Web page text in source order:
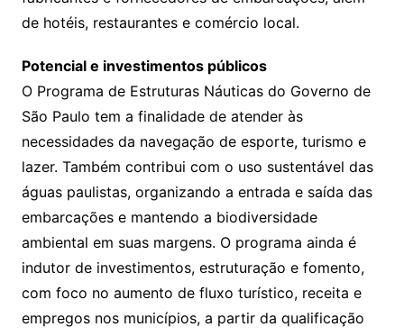
de hotéis, restaurantes e comércio local.
Potencial e investimentos públicos
O Programa de Estruturas Náuticas do Governo de
São Paulo tem a finalidade de atender às
necessidades da navegação de esporte, turismo e
lazer. Também contribui com o uso sustentável das
águas paulistas, organizando a entrada e saída das
embarcações e mantendo a biodiversidade
ambiental em suas margens. O programa ainda é
indutor de investimentos, estruturação e fomento,
com foco no aumento de fluxo turístico, receita e
empregos nos municípios, a partir da qualificação